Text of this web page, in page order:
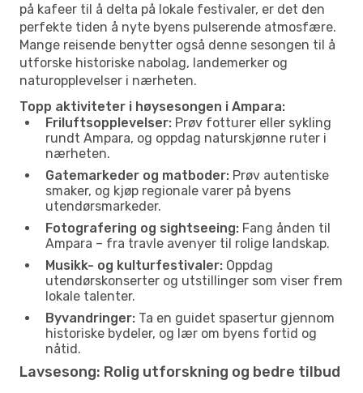
på kafeer til å delta på lokale festivaler, er det den
perfekte tiden å nyte byens pulserende atmosfære.
Mange reisende benytter også denne sesongen til å
utforske historiske nabolag, landemerker og
naturopplevelser i nærheten.
Topp aktiviteter i høysesongen i Ampara:
Friluftsopplevelser: Prøv fotturer eller sykling
rundt Ampara, og oppdag naturskjønne ruter i
nærheten.
Gatemarkeder og matboder: Prøv autentiske
smaker, og kjøp regionale varer på byens
utendørsmarkeder.
Fotografering og sightseeing: Fang ånden til
Ampara – fra travle avenyer til rolige landskap.
Musikk- og kulturfestivaler: Oppdag
utendørskonserter og utstillinger som viser frem
lokale talenter.
Byvandringer: Ta en guidet spasertur gjennom
historiske bydeler, og lær om byens fortid og
nåtid.
Lavsesong: Rolig utforskning og bedre tilbud